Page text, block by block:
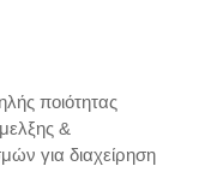
ποιότητας
&
για διαχείρηση